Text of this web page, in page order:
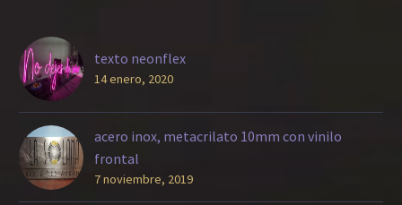
texto neonflex
14 enero, 2020
acero inox, metacrilato 10mm con vinilo
frontal
7 noviembre, 2019